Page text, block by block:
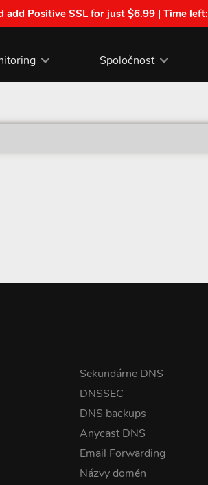
add Positive SSL for just $6.99 | Time left:
Spoločnosť
Sekundárne DNS
DNSSEC
DNS backups
Anycast DNS
Email Forwarding
Názvy domén